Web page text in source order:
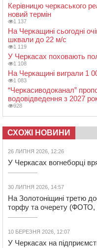
Керівницю черкаського
новий термін
1 137
На Черкащині сьогодні
шквали до 22 м/с
1 119
У Черкасах поховають
1 108
На Черкащині виграли 1
1 083
“Черкасиводоканал”
водовідведення з 2027
928
СХОЖІ НОВИНИ
26 ЛИПНЯ 2026, 12:26
У Черкасах вогнеборці
30 ЛИПНЯ 2026, 14:57
На Золотоніщині третю
торфу та очерету (ФОТО,
10 БЕРЕЗНЯ 2026, 12:07
У Черкасах на